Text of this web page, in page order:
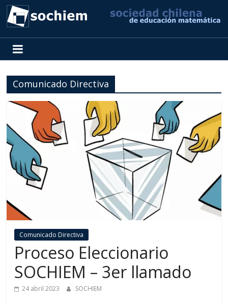
SOCHIEM
Sociedad
Chilena
de
Matemática
Comunicado Directiva
Comunicado Directiva
Proceso Eleccionario
SOCHIEM – 3er llamado
24 abril 2023 SOCHIEM